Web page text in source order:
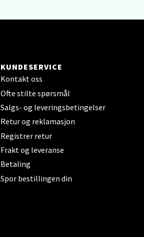
KUNDESERVICE
Kontakt oss
Ofte stilte spørsmål
Salgs- og leveringsbetingelser
Retur og reklamasjon
Registrer retur
Frakt og leveranse
Betaling
Spor bestillingen din